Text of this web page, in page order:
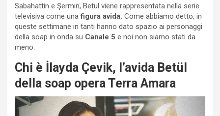
Sabahattin e Şermin, Betul viene rappresentata nella serie
televisiva come unafigura avida. Come abbiamo detto, in
queste settimane in tanti hanno dato spazio ai personaggi
della soap in onda su Canale 5 e noi non siamo stati da
meno.
Chi è İlayda Çevik, l’avida Betül
della soap opera Terra Amara